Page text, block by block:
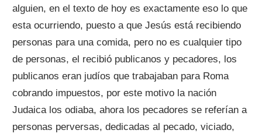
alguien, en el texto de hoy es exactamente eso lo que
esta ocurriendo, puesto a que Jesús está recibiendo
personas para una comida, pero no es cualquier tipo
de personas, el recibió publicanos y pecadores, los
publicanos eran judíos que trabajaban para Roma
cobrando impuestos, por este motivo la nación
Judaica los odiaba, ahora los pecadores se referían a
personas perversas, dedicadas al pecado, viciado,